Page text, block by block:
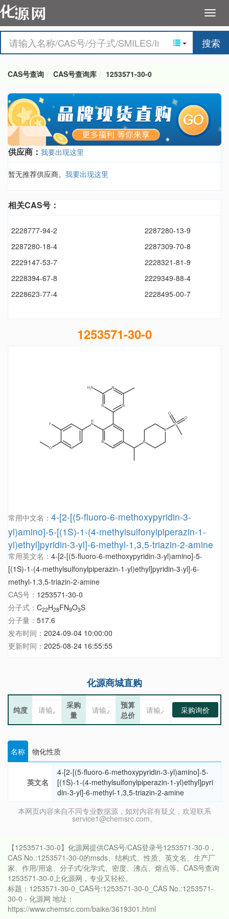
搜索
CAS号查询 CAS号查询库 1253571-30-0
供应商： 我要出现这里
暂无推荐供应商。 我要出现这里
相关CAS号：
2228777-94-2
2287280-13-9
2287280-18-4
2287309-70-8
2229147-53-7
2228321-81-9
2228394-67-8
2229349-88-4
2228623-77-4
2228495-00-7
1253571-30-0
常用中文名： 4-[2-[(5-fluoro-6-methoxypyridin-3-
yl)amino]-5-[(1S)-1-(4-methylsulfonylpiperazin-1-
yl)ethyl]pyridin-3-yl]-6-methyl-1,3,5-triazin-2-amine
常用英文名： 4-[2-[(5-fluoro-6-methoxypyridin-3-yl)amino]-5-
[(1S)-1-(4-methylsulfonylpiperazin-1-yl)ethyl]pyridin-3-yl]-6-
methyl-1,3,5-triazin-2-amine
CAS号： 1253571-30-0
分子式： C22H28FN9O3S
分子量： 517.6
发布时间： 2024-09-04 10:00:00
更新时间： 2025-08-24 16:55:55
化源商城直购
纯度
采购
量
预算
总价
采购询价
名称 物化性质
英文名
4-[2-[(5-fluoro-6-methoxypyridin-3-yl)amino]-5-
[(1S)-1-(4-methylsulfonylpiperazin-1-yl)ethyl]pyri
din-3-yl]-6-methyl-1,3,5-triazin-2-amine
本网页内容来自不同专业数据源，如对内容有疑义，欢迎联系
service1@chemsrc.com。
【1253571-30-0】化源网提供CAS号/CAS登录号1253571-30-0，
CAS No.:1253571-30-0的msds、结构式、性质、英文名、生产厂
家、作用/用途、分子式/化学式、密度、沸点、熔点等。CAS号查询
1253571-30-0上化源网，专业又轻松。
标题：1253571-30-0_CAS号:1253571-30-0_CAS No.:1253571-
30-0 - 化源网 地址：
https://www.chemsrc.com/baike/3619301.html